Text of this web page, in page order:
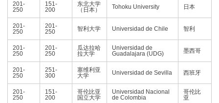
201-
250
151-
200
东北大学
（日本）
Tohoku University 日本
201-
250
201-
250
智利大学 Universidad de Chile 智利
201-
250
201-
250
瓜达拉哈
拉大学
Universidad de
Guadalajara (UDG)
墨西哥
201-
250
251-
300
塞维利亚
大学
Universidad de Sevilla 西班牙
201-
250
151-
200
哥伦比亚
国立大学
Universidad Nacional
de Colombia
哥伦比
亚